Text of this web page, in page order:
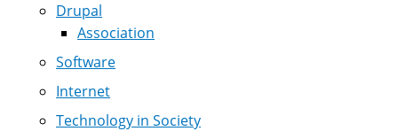
Drupal
Association
Software
Internet
Technology in Society